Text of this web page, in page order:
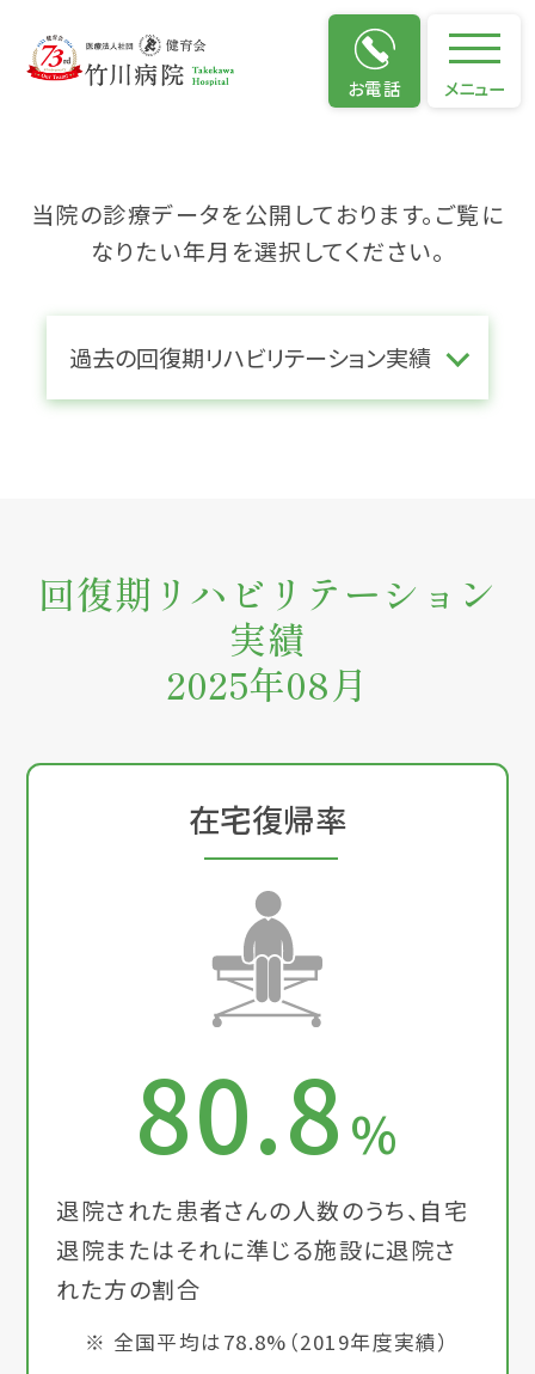
お電話 メニュー
回復期リハビリテーション実
績
当院の診療データを公開しております。ご覧に
なりたい年月を選択してください。
回復期リハビリテーション
実績
2025年08月
在宅復帰率
80.8 %
退院された患者さんの人数のうち、自宅
退院またはそれに準じる施設に退院さ
れた方の割合
※ 全国平均は78.8%（2019年度実績）